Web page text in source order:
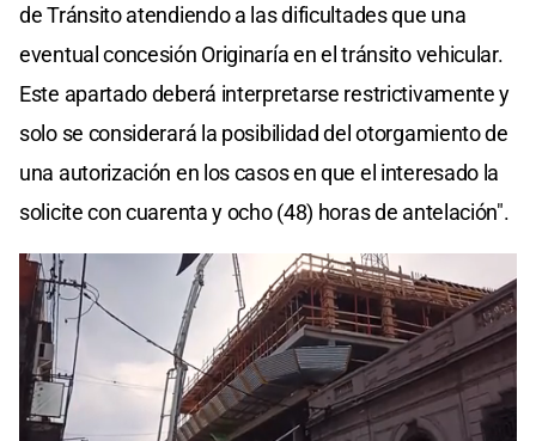
de Tránsito atendiendo a las dificultades que una
eventual concesión Originaría en el tránsito vehicular.
Este apartado deberá interpretarse restrictivamente y
solo se considerará la posibilidad del otorgamiento de
una autorización en los casos en que el interesado la
solicite con cuarenta y ocho (48) horas de antelación".